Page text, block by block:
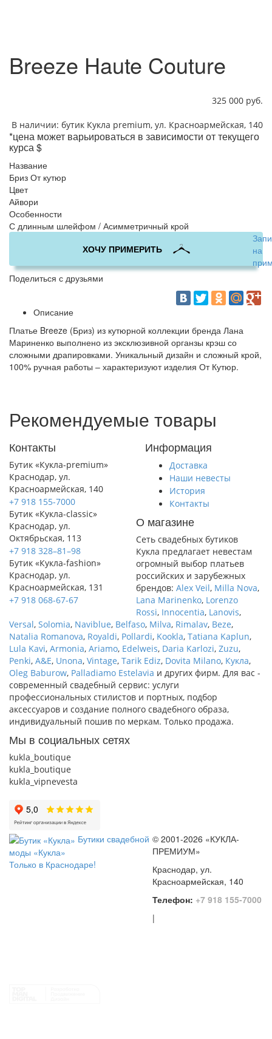
Breeze Haute Couture
325 000 руб.
В наличии: бутик Кукла premium, ул. Красноармейская, 140
*цена может варьироваться в зависимости от текущего
курса $
Название
Бриз От кутюр
Цвет
Айвори
Особенности
С длинным шлейфом / Асимметричный крой
ХОЧУ ПРИМЕРИТЬ
на
Поделиться с друзьями
Описание
Платье Breeze (Бриз) из кутюрной коллекции бренда Лана
Мариненко выполнено из эксклюзивной органзы крэш со
сложными драпировками. Уникальный дизайн и сложный крой,
100% ручная работы – характеризуют изделия От Кутюр.
Рекомендуемые товары
Контакты
Бутик «Кукла-premium»
Краснодар, ул.
Красноармейская, 140
+7 918 155-7000
Бутик «Кукла-classic»
Краснодар, ул.
Октябрьская, 113
+7 918 328–81–98
Бутик «Кукла-fashion»
Краснодар, ул.
Красноармейская, 131
+7 918 068-67-67
Информация
Доставка
Наши невесты
История
Контакты
О магазине
Сеть свадебных бутиков
Кукла предлагает невестам
огромный выбор платьев
российских и зарубежных
брендов: Alex Veil, Milla Nova,
Lana Marinenko, Lorenzo
Rossi, Innocentia, Lanovis,
Versal, Solomia, Naviblue, Belfaso, Milva, Rimalav, Beze,
Natalia Romanova, Royaldi, Pollardi, Kookla, Tatiana Kaplun,
Lula Kavi, Armonia, Ariamo, Edelweis, Daria Karlozi, Zuzu,
Penki, A&Е, Unona, Vintage, Tarik Ediz, Dovita Milano, Кукла,
Oleg Baburow, Palladiamo Estelavia и других фирм. Для вас -
современный свадебный сервис: услуги
профессиональных стилистов и портных, подбор
аксессуаров и создание полного свадебного образа,
индивидуальный пошив по меркам. Только продажа.
Мы в социальных сетях
kukla_boutique
kukla_boutique
kukla_vipnevesta
Бутики свадебной
моды «Кукла»
Только в Краснодаре!
© 2001-2026 «КУКЛА-
ПРЕМИУМ»
Краснодар, ул.
Красноармейская, 140
Телефон: +7 918 155-7000
|